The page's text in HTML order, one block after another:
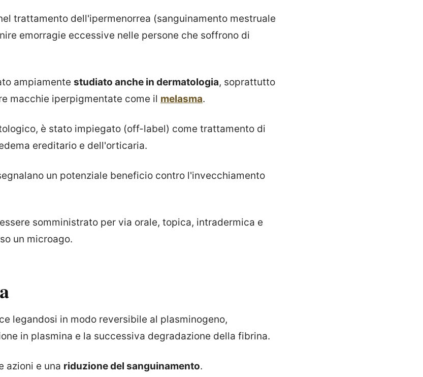
trattamento dell'ipermenorrea (sanguinamento mestruale
emorragie eccessive nelle persone che soffrono di
ampiamente studiato anche in dermatologia, soprattutto
macchie iperpigmentate come il melasma.
è stato impiegato (off-label) come trattamento di
ereditario e dell'orticaria.
un potenziale beneficio contro l'invecchiamento
somministrato per via orale, topica, intradermica e
un microago.
legandosi in modo reversibile al plasminogeno,
in plasmina e la successiva degradazione della fibrina.
azioni e una riduzione del sanguinamento.